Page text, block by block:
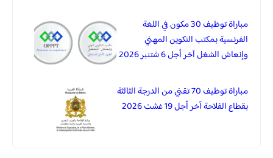
مباراة توظيف 30 مكون في اللغة
الفرنسية بمكتب التكوين المهني
وإنعاش الشغل آخر أجل 6 شتنبر 2026
مباراة توظيف 70 تقني من الدرجة الثالثة
بقطاع الفلاحة آخر أجل 19 غشت 2026